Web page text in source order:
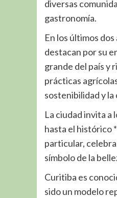
diversas
gastronomía.
En los últimos
destacan por su
grande del país y
prácticas
sostenibilidad y
La ciudad invita a
hasta el histórico
particular,
símbolo de la
Curitiba es
sido un modelo